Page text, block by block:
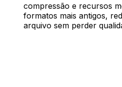
compressão e recursos
formatos mais antigos,
arquivo sem perder